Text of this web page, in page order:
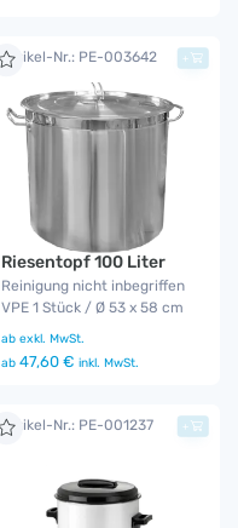
Artikel-Nr.: PE-003642
Riesentopf 100 Liter
Reinigung nicht inbegriffen
VPE 1 Stück / Ø 53 x 58 cm
ab exkl. MwSt.
ab 47,60 € inkl. MwSt.
+
Artikel-Nr.: PE-001237 +